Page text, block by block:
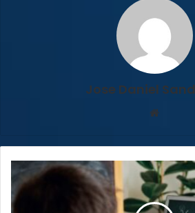
Jose Daniel
del
niño: